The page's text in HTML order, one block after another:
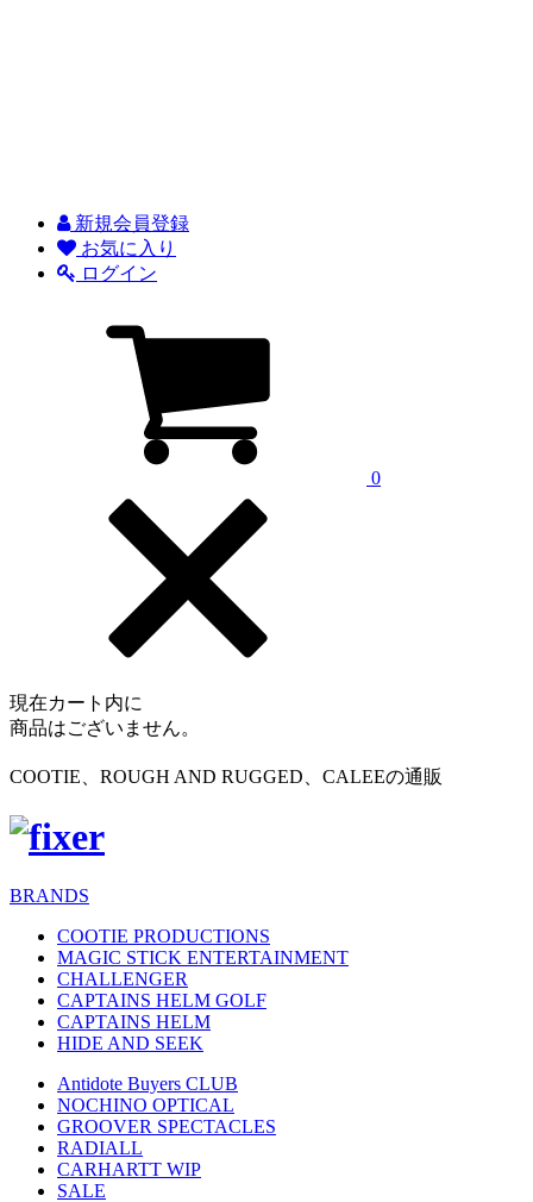
新規会員登録
お気に入り
ログイン
0
現在カート内に
商品はございません。
COOTIE、ROUGH AND RUGGED、CALEEの通販
BRANDS
COOTIE PRODUCTIONS
MAGIC STICK ENTERTAINMENT
CHALLENGER
CAPTAINS HELM GOLF
CAPTAINS HELM
HIDE AND SEEK
Antidote Buyers CLUB
NOCHINO OPTICAL
GROOVER SPECTACLES
RADIALL
CARHARTT WIP
SALE